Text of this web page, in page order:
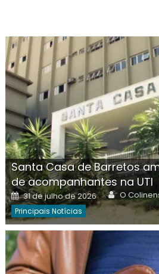
Santa Casa de Barretos
de acompanhantes na UTI
Posted
on
31 de julho de 2026 Author
O
Principais Notícias